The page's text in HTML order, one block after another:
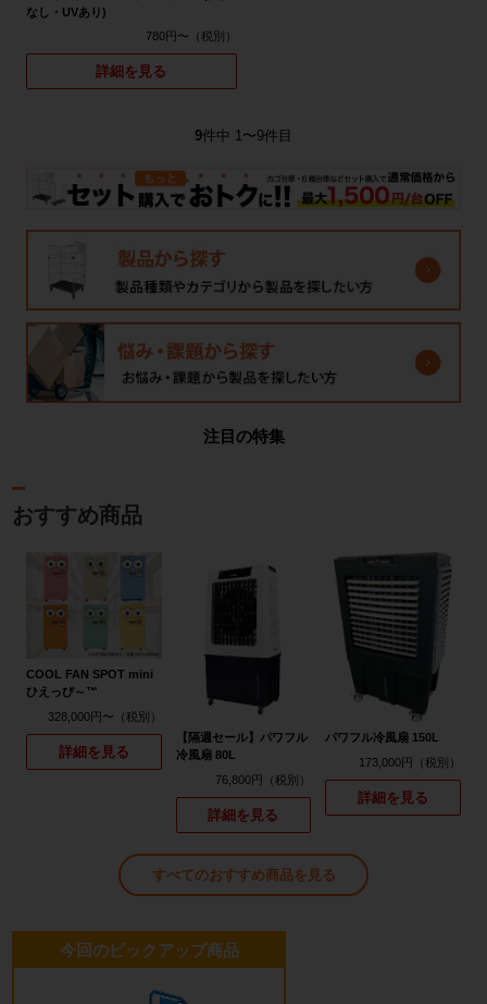
なし・UVあり)
780円〜
詳細を見る
9件中 1〜9件目
注目の特集
おすすめ商品
COOL FAN SPOT mini
ひえっぴ～™
328,000円〜
詳細を見る
【隔週セール】パワフル
冷風扇 80L
76,800円
詳細を見る
パワフル冷風扇 150L
173,000円
詳細を見る
すべてのおすすめ商品を見る
今回のピックアップ商品